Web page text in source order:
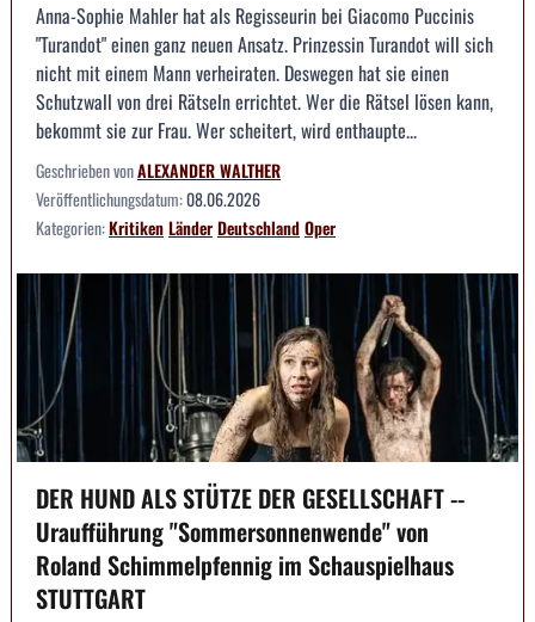
Anna-Sophie Mahler hat als Regisseurin bei Giacomo Puccinis
"Turandot" einen ganz neuen Ansatz. Prinzessin Turandot will sich
nicht mit einem Mann verheiraten. Deswegen hat sie einen
Schutzwall von drei Rätseln errichtet. Wer die Rätsel lösen kann,
bekommt sie zur Frau. Wer scheitert, wird enthaupte...
Geschrieben vonALEXANDER WALTHER
Veröffentlichungsdatum:08.06.2026
Kategorien:KritikenLänderDeutschlandOper
DER HUND ALS STÜTZE DER GESELLSCHAFT --
Uraufführung "Sommersonnenwende" von
Roland Schimmelpfennig im Schauspielhaus
STUTTGART